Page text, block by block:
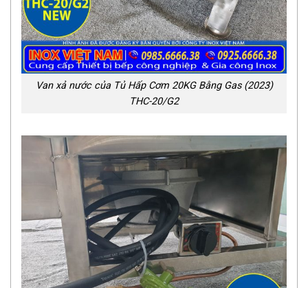
Van xả nước của Tủ Hấp Cơm 20KG Bằng Gas (2023)
THC-20/G2